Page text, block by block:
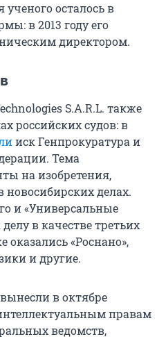
осталось в
в 2013 году его
директором.
S.A.R.L. также
российских судов: в
иск Генпрокуратура и
Тема
на изобретения,
делах.
и «Универсальные
в качестве третьих
оказались «Роснано»,
и другие.
в октябре
правам
ведомств,